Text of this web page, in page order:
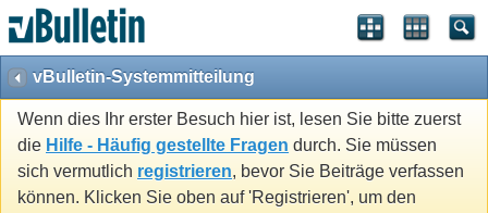
vBulletin-Systemmitteilung
Wenn dies Ihr erster Besuch hier ist, lesen Sie bitte zuerst
die Hilfe - Häufig gestellte Fragen durch. Sie müssen
sich vermutlich registrieren, bevor Sie Beiträge verfassen
können. Klicken Sie oben auf 'Registrieren', um den